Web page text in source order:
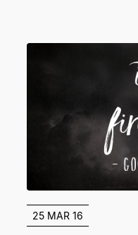
25 MAR 16